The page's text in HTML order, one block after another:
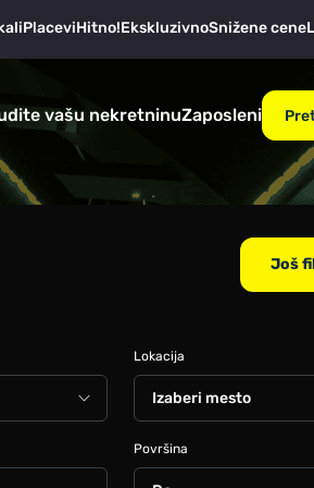
PlaceviHitno!EkskluzivnoSnižene cene
vašu nekretninuZaposleni
Još
Lokacija
Izaberi mesto
Površina